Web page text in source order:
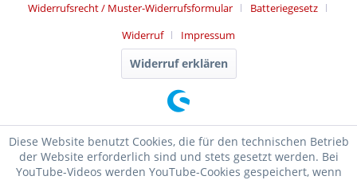
Widerrufsrecht / Muster-Widerrufsformular
Batteriegesetz
Widerruf
Impressum
Widerruf erklären
Diese Website benutzt Cookies, die für den technischen Betrieb
der Website erforderlich sind und stets gesetzt werden. Bei
YouTube-Videos werden YouTube-Cookies gespeichert, wenn